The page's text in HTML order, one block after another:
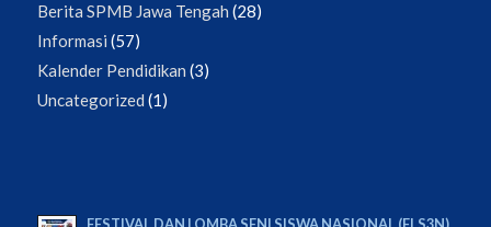
Berita SPMB Jawa Tengah (28)
Informasi (57)
Kalender Pendidikan (3)
Uncategorized (1)